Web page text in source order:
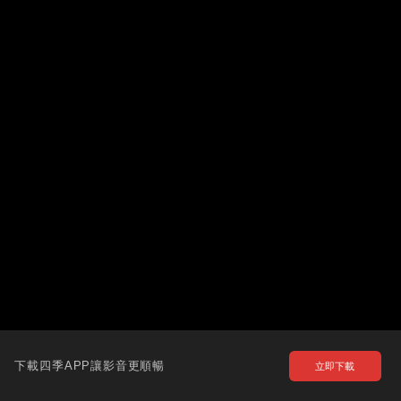
下載四季APP讓影音更順暢 立即下載